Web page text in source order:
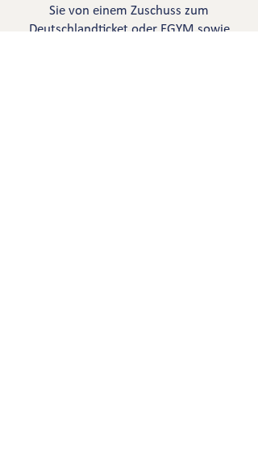
Sie von einem Zuschuss zum
Deutschlandticket oder EGYM sowie